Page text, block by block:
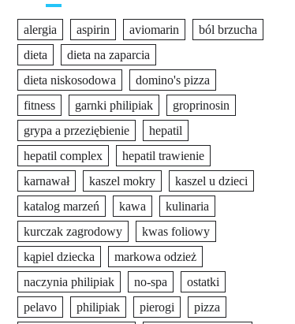
alergia aspirin aviomarin
ból brzucha
dieta
dieta na zaparcia
dieta niskosodowa
domino's pizza
fitness
garnki philipiak
groprinosin
grypa a przeziębienie
hepatil
hepatil complex
hepatil trawienie
karnawał
kaszel mokry
kaszel u dzieci
katalog marzeń
kawa
kulinaria
kurczak zagrodowy
kwas foliowy
kąpiel dziecka
markowa odzież
naczynia philipiak
no-spa
ostatki
pelavo
philipiak pierogi pizza